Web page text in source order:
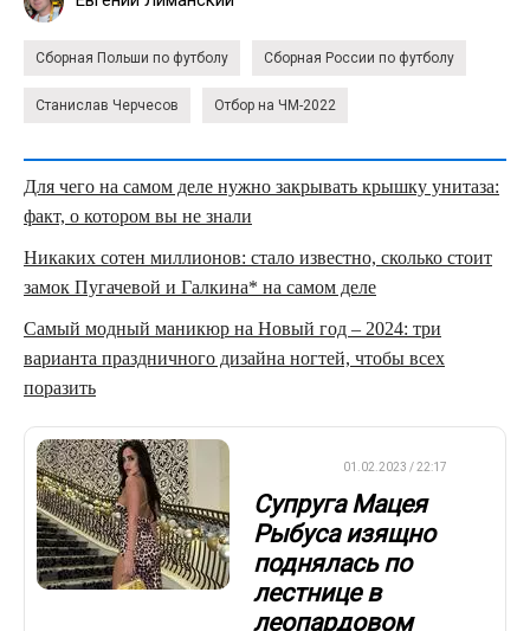
Сборная Польши по футболу Сборная России по футболу
Станислав Черчесов Отбор на ЧМ-2022
Для чего на самом деле нужно закрывать крышку унитаза:
факт, о котором вы не знали
Никаких сотен миллионов: стало известно, сколько стоит
замок Пугачевой и Галкина* на самом деле
Самый модный маникюр на Новый год – 2024: три
варианта праздничного дизайна ногтей, чтобы всех
поразить
01.02.2023 / 22:17
Супруга Мацея
Рыбуса изящно
поднялась по
лестнице в
леопардовом